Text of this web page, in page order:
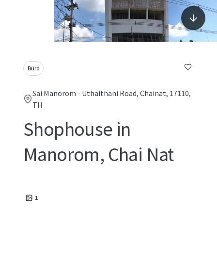
Büro
Sai Manorom - Uthaithani Road, Chainat, 17110,
TH
Shophouse in
Manorom, Chai Nat
1